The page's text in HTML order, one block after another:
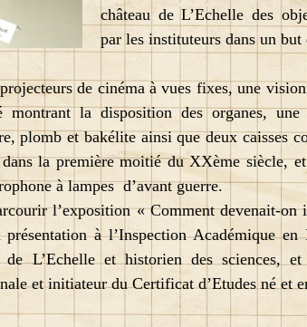
château de L’Echelle des
par les instituteurs dans un but
de cinéma à vues fixes, une
la disposition des organes,
plomb et bakélite ainsi que deux caisses
la première moitié du XXème siècle,
à lampes d’avant guerre.
l’exposition « Comment devenait-on
à l’Inspection Académique
L’Echelle et historien des sciences,
et initiateur du Certificat d’Etudes né et